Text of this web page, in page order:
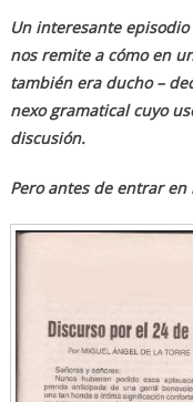
Un interesante
nos remite a cómo en
también era ducho –
nexo gramatical cuyo
discusión.
Pero antes de entrar